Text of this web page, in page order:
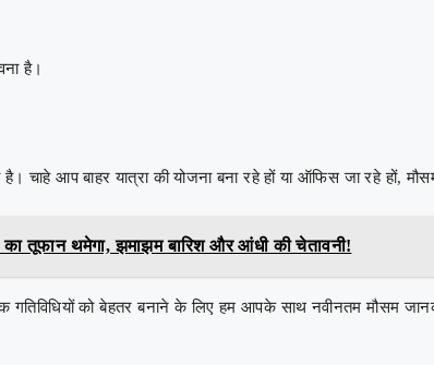
है।
आप बाहर यात्रा की योजना बना रहे हों या ऑफिस जा रहे हों,
तूफान थमेगा, झमाझम बारिश और आंधी की चेतावनी!
को बेहतर बनाने के लिए हम आपके साथ नवीनतम मौसम